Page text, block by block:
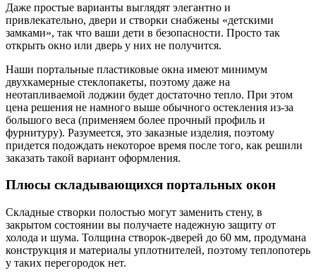
Даже простые варианты выглядят элегантно и
привлекательно, двери и створки снабжены «детскими
замками», так что ваши дети в безопасности. Просто так
открыть окно или дверь у них не получится.
Наши портальные пластиковые окна имеют минимум
двухкамерные стеклопакеты, поэтому даже на
неотапливаемой лоджии будет достаточно тепло. При этом
цена решения не намного выше обычного остекления из-за
большого веса (применяем более прочный профиль и
фурнитуру). Разумеется, это заказные изделия, поэтому
придется подождать некоторое время после того, как решили
заказать такой вариант оформления.
Плюсы складывающихся портальных окон
Складные створки полостью могут заменить стену, в
закрытом состоянии вы получаете надежную защиту от
холода и шума. Толщина створок-дверей до 60 мм, продумана
конструкция и материалы уплотнителей, поэтому теплопотерь
у таких перегородок нет.